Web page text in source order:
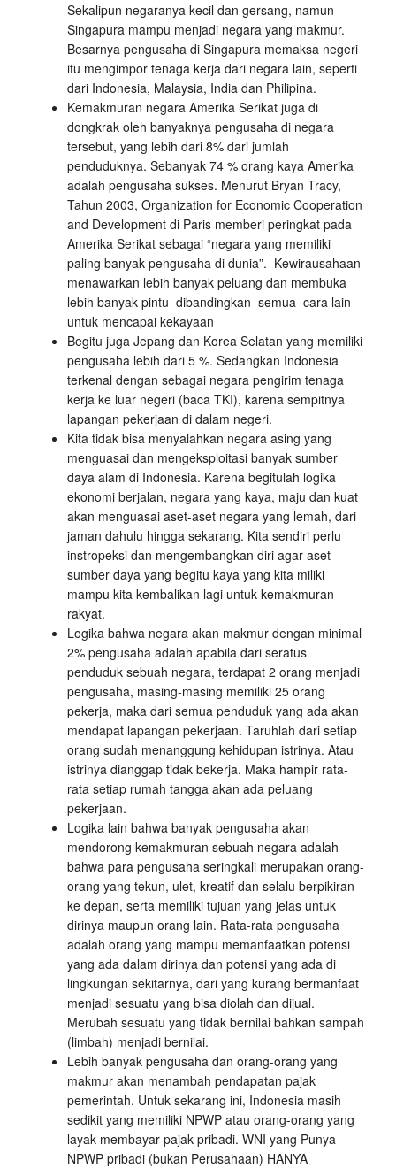
Sekalipun negaranya kecil dan gersang, namun
Singapura mampu menjadi negara yang makmur.
Besarnya pengusaha di Singapura memaksa negeri
itu mengimpor tenaga kerja dari negara lain, seperti
dari Indonesia, Malaysia, India dan Philipina.
Kemakmuran negara Amerika Serikat juga di
dongkrak oleh banyaknya pengusaha di negara
tersebut, yang lebih dari 8% dari jumlah
penduduknya. Sebanyak 74 % orang kaya Amerika
adalah pengusaha sukses. Menurut Bryan Tracy,
Tahun 2003, Organization for Economic Cooperation
and Development di Paris memberi peringkat pada
Amerika Serikat sebagai “negara yang memiliki
paling banyak pengusaha di dunia”. Kewirausahaan
menawarkan lebih banyak peluang dan membuka
lebih banyak pintu dibandingkan semua cara lain
untuk mencapai kekayaan
Begitu juga Jepang dan Korea Selatan yang memiliki
pengusaha lebih dari 5 %. Sedangkan Indonesia
terkenal dengan sebagai negara pengirim tenaga
kerja ke luar negeri (baca TKI), karena sempitnya
lapangan pekerjaan di dalam negeri.
Kita tidak bisa menyalahkan negara asing yang
menguasai dan mengeksploitasi banyak sumber
daya alam di Indonesia. Karena begitulah logika
ekonomi berjalan, negara yang kaya, maju dan kuat
akan menguasai aset-aset negara yang lemah, dari
jaman dahulu hingga sekarang. Kita sendiri perlu
instropeksi dan mengembangkan diri agar aset
sumber daya yang begitu kaya yang kita miliki
mampu kita kembalikan lagi untuk kemakmuran
rakyat.
Logika bahwa negara akan makmur dengan minimal
2% pengusaha adalah apabila dari seratus
penduduk sebuah negara, terdapat 2 orang menjadi
pengusaha, masing-masing memiliki 25 orang
pekerja, maka dari semua penduduk yang ada akan
mendapat lapangan pekerjaan. Taruhlah dari setiap
orang sudah menanggung kehidupan istrinya. Atau
istrinya dianggap tidak bekerja. Maka hampir rata-
rata setiap rumah tangga akan ada peluang
pekerjaan.
Logika lain bahwa banyak pengusaha akan
mendorong kemakmuran sebuah negara adalah
bahwa para pengusaha seringkali merupakan orang-
orang yang tekun, ulet, kreatif dan selalu berpikiran
ke depan, serta memiliki tujuan yang jelas untuk
dirinya maupun orang lain. Rata-rata pengusaha
adalah orang yang mampu memanfaatkan potensi
yang ada dalam dirinya dan potensi yang ada di
lingkungan sekitarnya, dari yang kurang bermanfaat
menjadi sesuatu yang bisa diolah dan dijual.
Merubah sesuatu yang tidak bernilai bahkan sampah
(limbah) menjadi bernilai.
Lebih banyak pengusaha dan orang-orang yang
makmur akan menambah pendapatan pajak
pemerintah. Untuk sekarang ini, Indonesia masih
sedikit yang memiliki NPWP atau orang-orang yang
layak membayar pajak pribadi. WNI yang Punya
NPWP pribadi (bukan Perusahaan) HANYA